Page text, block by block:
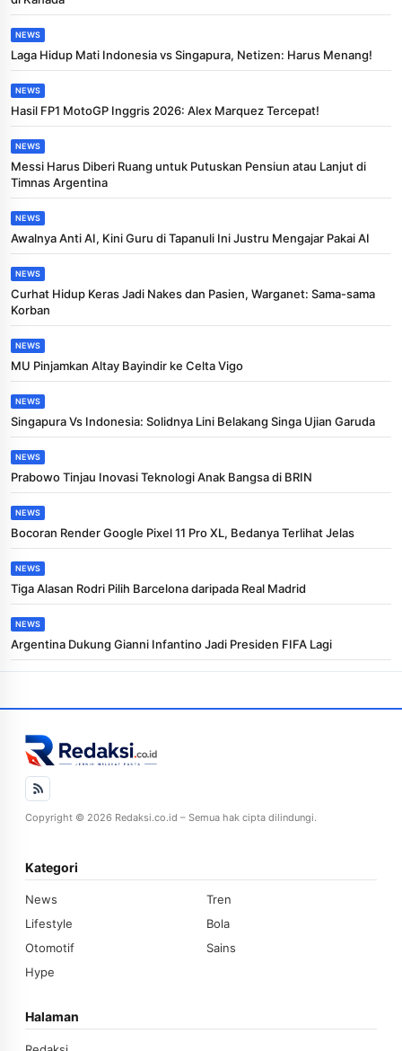
NEWS
Laga Hidup Mati Indonesia vs Singapura, Netizen: Harus Menang!
NEWS
Hasil FP1 MotoGP Inggris 2026: Alex Marquez Tercepat!
NEWS
Messi Harus Diberi Ruang untuk Putuskan Pensiun atau Lanjut di
Timnas Argentina
NEWS
Awalnya Anti AI, Kini Guru di Tapanuli Ini Justru Mengajar Pakai AI
NEWS
Curhat Hidup Keras Jadi Nakes dan Pasien, Warganet: Sama-sama
Korban
NEWS
MU Pinjamkan Altay Bayindir ke Celta Vigo
NEWS
Singapura Vs Indonesia: Solidnya Lini Belakang Singa Ujian Garuda
NEWS
Prabowo Tinjau Inovasi Teknologi Anak Bangsa di BRIN
NEWS
Bocoran Render Google Pixel 11 Pro XL, Bedanya Terlihat Jelas
NEWS
Tiga Alasan Rodri Pilih Barcelona daripada Real Madrid
NEWS
Argentina Dukung Gianni Infantino Jadi Presiden FIFA Lagi
Copyright © 2026 Redaksi.co.id – Semua hak cipta dilindungi.
Kategori
News
Tren
Lifestyle
Bola
Otomotif
Sains
Hype
Halaman